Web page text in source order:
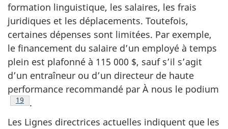
formation linguistique, les salaires, les frais
juridiques et les déplacements. Toutefois,
certaines dépenses sont limitées. Par exemple,
le financement du salaire d’un employé à temps
plein est plafonné à 115 000 $, sauf s’il s’agit
d’un entraîneur ou d’un directeur de haute
performance recommandé par À nous le podium
Note de bas de page
19
.
Les Lignes directrices actuelles indiquent que les